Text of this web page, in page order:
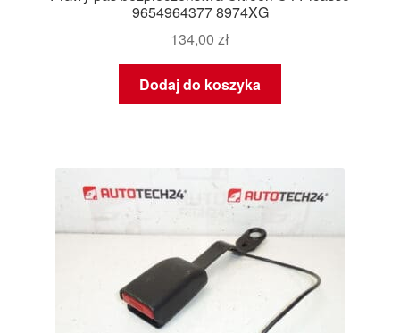
9654964377 8974XG
134,00 zł
Dodaj do koszyka